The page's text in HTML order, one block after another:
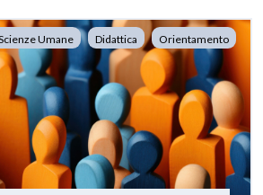
Umane Didattica Orientamento